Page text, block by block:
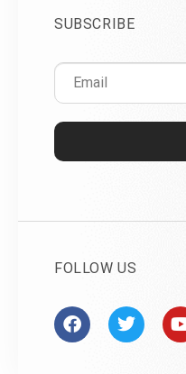
SUBSCRIBE
FOLLOW US